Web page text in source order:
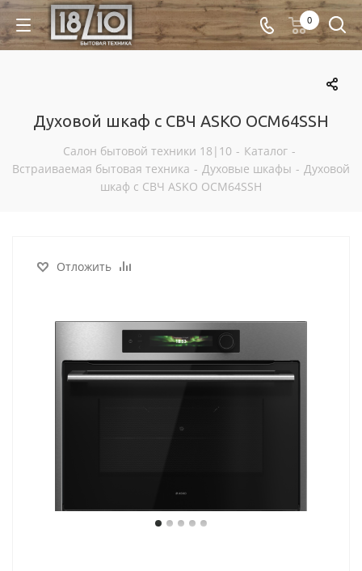
0
Духовой шкаф с СВЧ ASKO OCM64SSH
Салон бытовой техники 18|10 - Каталог -
Встраиваемая бытовая техника - Духовые шкафы - Духовой
шкаф с СВЧ ASKO OCM64SSH
Отложить